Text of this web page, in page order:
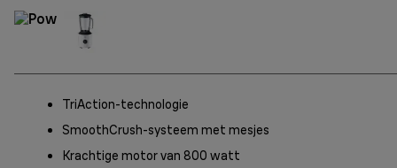
TriAction-technologie
SmoothCrush-systeem met mesjes
Krachtige motor van 800 watt